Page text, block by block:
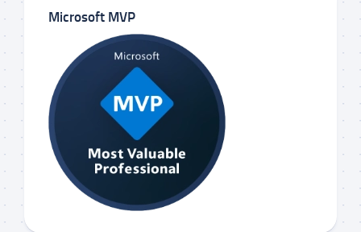
Microsoft MVP